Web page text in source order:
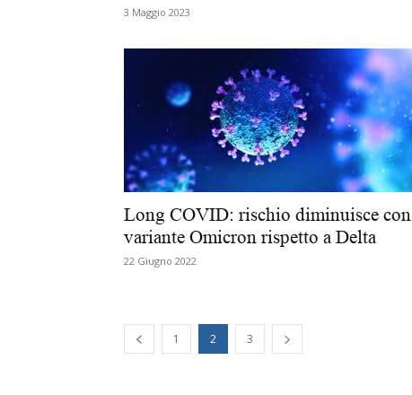
3 Maggio 2023
Long COVID: rischio diminuisce con
variante Omicron rispetto a Delta
22 Giugno 2022
1 2 3